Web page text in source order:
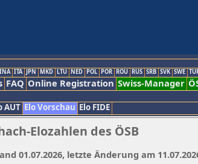
INA ITA JPN MKD LTU NED POL POR ROU RUS SRB SVK SWE
FAQ Online Registration Swiss-Manager
AUT Elo Vorschau Elo FIDE
Elozahlen des ÖSB
01.07.2026, letzte Änderung am